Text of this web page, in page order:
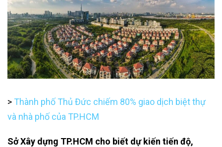
> Thành phố Thủ Đức chiếm 80% giao dịch biệt thự
và nhà phố của TP.HCM
Sở Xây dựng TP.HCM cho biết dự kiến tiến độ,